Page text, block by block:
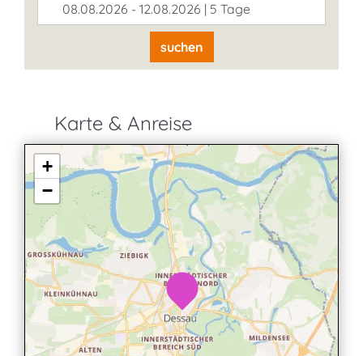
08.08.2026 - 12.08.2026 | 5 Tage
suchen
Karte & Anreise
+
−